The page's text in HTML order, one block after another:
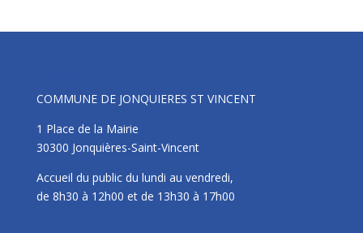
COMMUNE DE JONQUIERES ST VINCENT
1 Place de la Mairie
30300 Jonquières-Saint-Vincent
Accueil du public du lundi au vendredi,
de 8h30 à 12h00 et de 13h30 à 17h00